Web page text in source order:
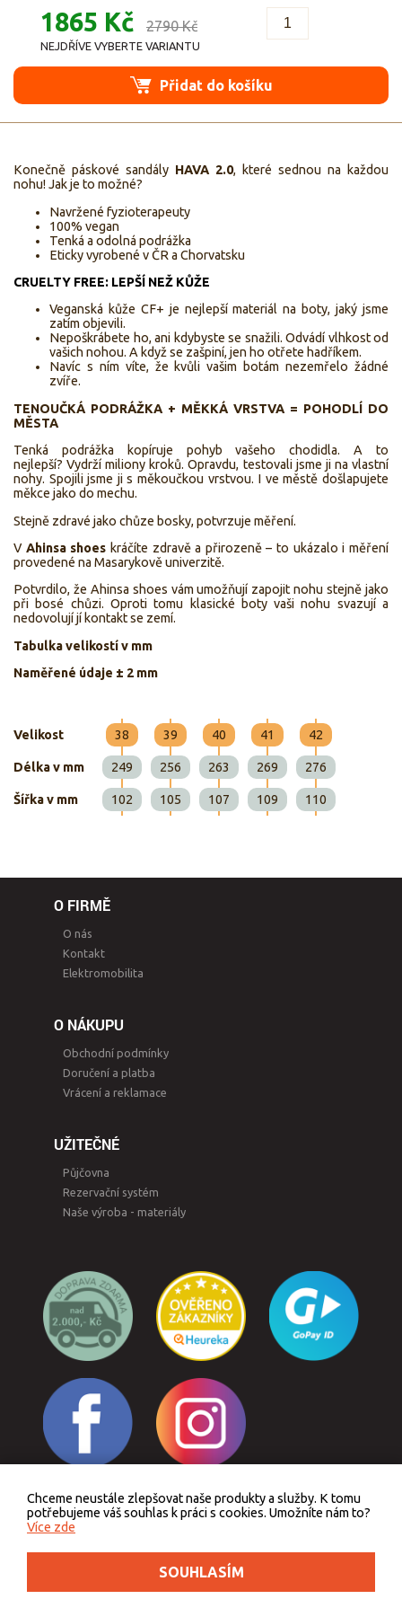
1865 Kč 2790 Kč
NEJDŘÍVE VYBERTE VARIANTU
Přidat do košíku
Konečně páskové sandály HAVA 2.0, které sednou na každou
nohu! Jak je to možné?
Navržené fyzioterapeuty
100% vegan
Tenká a odolná podrážka
Eticky vyrobené v ČR a Chorvatsku
CRUELTY FREE: LEPŠÍ NEŽ KŮŽE
Veganská kůže CF+ je nejlepší materiál na boty, jaký jsme
zatím objevili.
Nepoškrábete ho, ani kdybyste se snažili. Odvádí vlhkost od
vašich nohou. A když se zašpiní, jen ho otřete hadříkem.
Navíc s ním víte, že kvůli vašim botám nezemřelo žádné
zvíře.
TENOUČKÁ PODRÁŽKA + MĚKKÁ VRSTVA = POHODLÍ DO
MĚSTA
Tenká podrážka kopíruje pohyb vašeho chodidla. A to
nejlepší? Vydrží miliony kroků. Opravdu, testovali jsme ji na vlastní
nohy. Spojili jsme ji s měkoučkou vrstvou. I ve městě došlapujete
měkce jako do mechu.
Stejně zdravé jako chůze bosky, potvrzuje měření.
VAhinsa shoes kráčíte zdravě a přirozeně – to ukázalo i měření
provedené na Masarykově univerzitě.
Potvrdilo, že Ahinsa shoes vám umožňují zapojit nohu stejně jako
při bosé chůzi. Oproti tomu klasické boty vaši nohu svazují a
nedovolují jí kontakt se zemí.
Tabulka velikostí v mm
Naměřené údaje ± 2 mm
Velikost 38 39 40 41 42
Délka v mm 249 256 263 269 276
Šířka v mm 102 105 107 109 110
O FIRMĚ
O nás
Kontakt
Elektromobilita
O NÁKUPU
Obchodní podmínky
Doručení a platba
Vrácení a reklamace
UŽITEČNÉ
Půjčovna
Rezervační systém
Naše výroba - materiály
Odstoupit od smlouvy
Podle zákona o evidenci tržeb je prodávající povinen vystavit kupujícímu účtenku.
technického výpadku pak nejpozději do 48 hodin.
Chceme neustále zlepšovat naše produkty a služby. K tomu
potřebujeme váš souhlas k práci s cookies. Umožníte nám to?
Více zde
SOUHLASÍM